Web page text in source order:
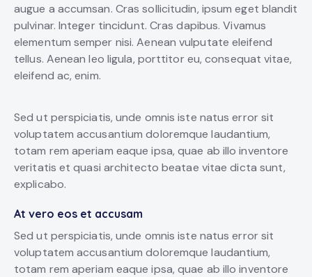
augue a accumsan. Cras sollicitudin, ipsum eget blandit
pulvinar. Integer tincidunt. Cras dapibus. Vivamus
elementum semper nisi. Aenean vulputate eleifend
tellus. Aenean leo ligula, porttitor eu, consequat vitae,
eleifend ac, enim.
Sed ut perspiciatis, unde omnis iste natus error sit
voluptatem accusantium doloremque laudantium,
totam rem aperiam eaque ipsa, quae ab illo inventore
veritatis et quasi architecto beatae vitae dicta sunt,
explicabo.
At vero eos et accusam
Sed ut perspiciatis, unde omnis iste natus error sit
voluptatem accusantium doloremque laudantium,
totam rem aperiam eaque ipsa, quae ab illo inventore